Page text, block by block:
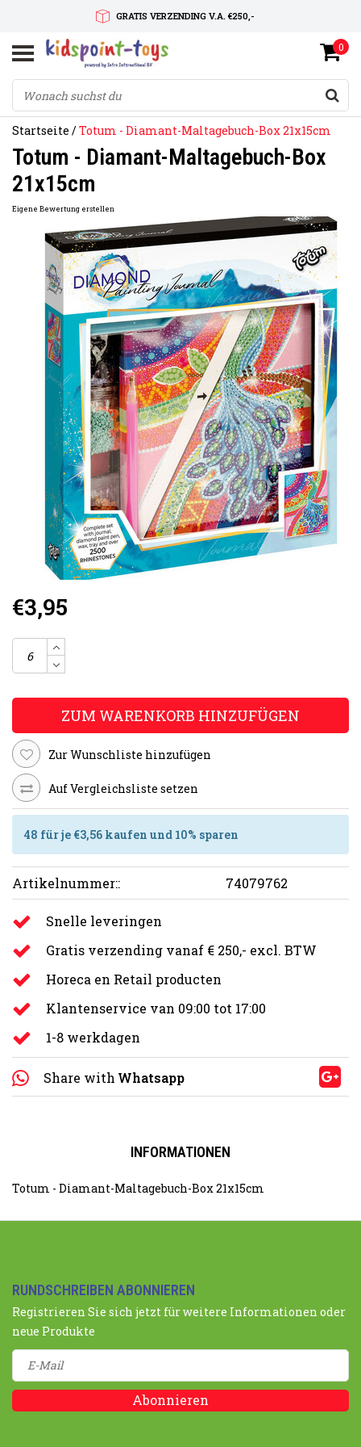
GRATIS VERZENDING V.A. €250,-
SNELLE LEVERTIJD
SERVICE OP MAAT
0
Startseite /Totum - Diamant-Maltagebuch-Box 21x15cm
Totum - Diamant-Maltagebuch-Box
21x15cm
Eigene Bewertung erstellen
€3,95
ZUM WARENKORB HINZUFÜGEN
Zur Wunschliste hinzufügen
Auf Vergleichsliste setzen
48 für je €3,56 kaufen und 10% sparen
Artikelnummer:: 74079762
Snelle leveringen
Gratis verzending vanaf € 250,- excl. BTW
Horeca en Retail producten
Klantenservice van 09:00 tot 17:00
1-8 werkdagen
Share with Whatsapp
INFORMATIONEN
Totum - Diamant-Maltagebuch-Box 21x15cm
RUNDSCHREIBEN ABONNIEREN
Registrieren Sie sich jetzt für weitere Informationen oder
neue Produkte
Abonnieren